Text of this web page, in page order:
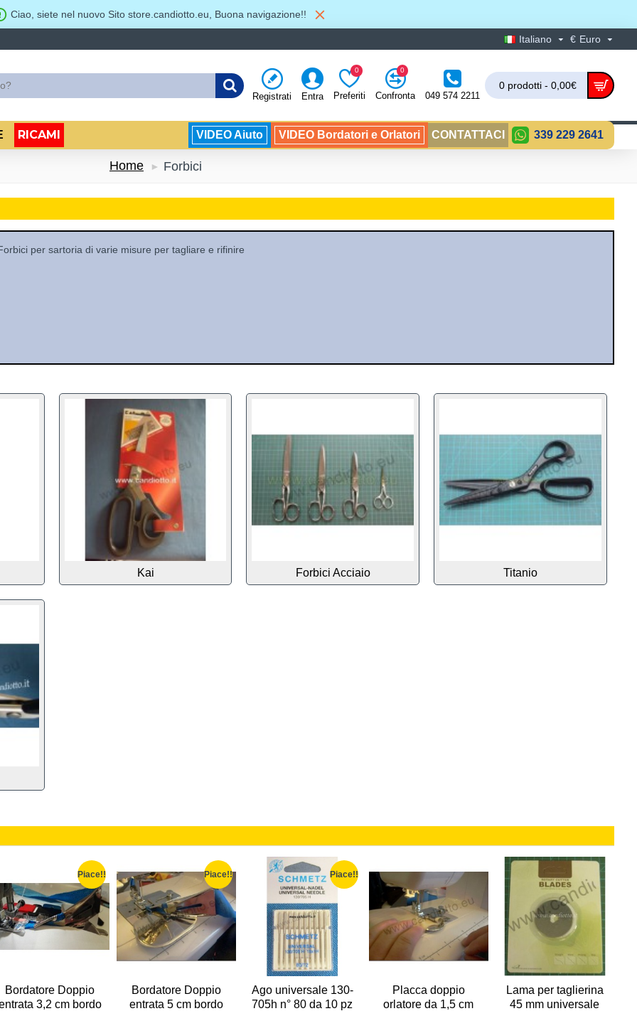
Ciao, siete nel nuovo Sito store.candiotto.eu, Buona navigazione!!
Italiano € Euro
Registrati Entra Preferiti
0
Confronta
0
049 574 2211
0 prodotti - 0,00€
RICAMI VIDEO Aiuto VIDEO Bordatori e Orlatori CONTATTACI 339 229 2641
Home Forbici
per sartoria di varie misure per tagliare e rifinire
Kai Forbici Acciaio Titanio
Piace!!
Bordatore Doppio
3,2 cm bordo
Piace!!
Bordatore Doppio
entrata 5 cm bordo
Piace!!
Ago universale 130-
705h n° 80 da 10 pz
Placca doppio
orlatore da 1,5 cm
Lama per taglierina
45 mm universale